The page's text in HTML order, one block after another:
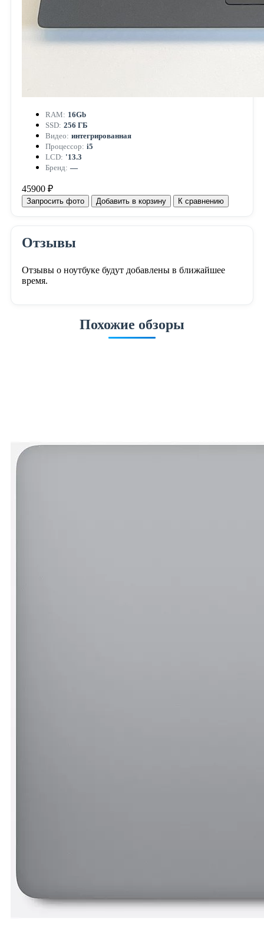
RAM: 16Gb
SSD: 256 ГБ
Видео: интегрированная
Процессор: i5
LCD: '13.3
Бренд: —
45900 ₽
Запросить фото Добавить в корзину К сравнению
Отзывы
Отзывы о ноутбуке будут добавлены в ближайшее
время.
Похожие обзоры